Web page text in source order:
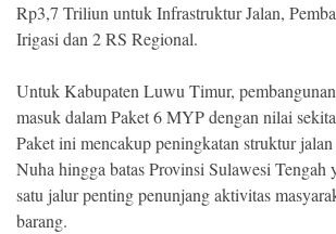
Rp3,7 Triliun untuk Infrastruktur Jalan,
Irigasi dan 2 RS Regional.
Untuk Kabupaten Luwu Timur,
masuk dalam Paket 6 MYP dengan nilai
Paket ini mencakup peningkatan struktur
Nuha hingga batas Provinsi Sulawesi Tengah
satu jalur penting penunjang aktivitas
barang.